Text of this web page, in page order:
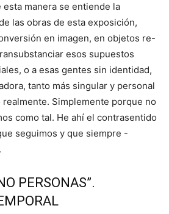
manera se entiende la
las obras de esta exposición,
en imagen, en objetos re-
esos supuestos
o a esas gentes sin identidad,
tanto más singular y personal
Simplemente porque no
como tal. He ahí el contrasentido
seguimos y que siempre -
PERSONAS”.